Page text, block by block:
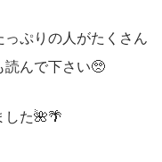
ぷりの人がたくさん
んで下さい🥺
した🌺🌴